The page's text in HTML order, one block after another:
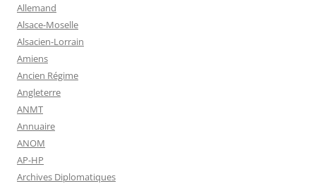
Allemand
Alsace-Moselle
Alsacien-Lorrain
Amiens
Ancien Régime
Angleterre
ANMT
Annuaire
ANOM
AP-HP
Archives Diplomatiques